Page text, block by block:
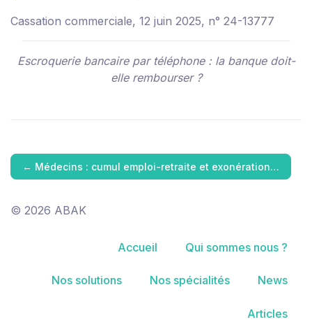
Cassation commerciale, 12 juin 2025, n° 24-13777
Escroquerie bancaire par téléphone : la banque doit-
elle rembourser ?
← Médecins : cumul emploi-retraite et exonération…
© 2026 ABAK
Accueil Qui sommes nous ?
Nos solutions Nos spécialités News
Articles